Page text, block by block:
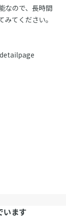
なので、長時間
てください。
います